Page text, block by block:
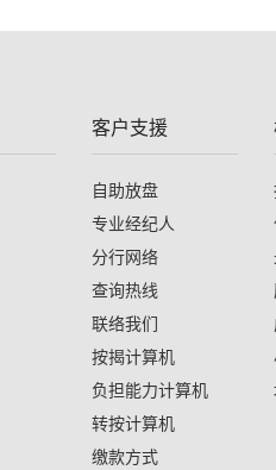
客户支援
自助放盘
专业经纪人
分行网络
查询热线
联络我们
按揭计算机
负担能力计算机
转按计算机
缴款方式